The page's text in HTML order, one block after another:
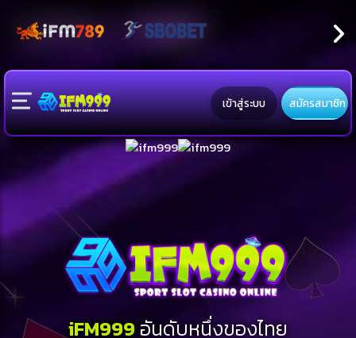
เข้าสู่ระบบ สมัครสมาชิก
iFM999 อันดับหนึ่งของไทย